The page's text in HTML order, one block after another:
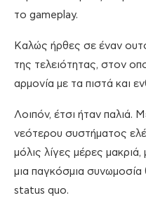
το gameplay.
Καλώς ήρθες σε έναν
της τελειότητας, στον
αρμονία με τα πιστά και
Λοιπόν, έτσι ήταν παλιά.
νεότερου συστήματος
μόλις λίγες μέρες
μια παγκόσμια
status quo.